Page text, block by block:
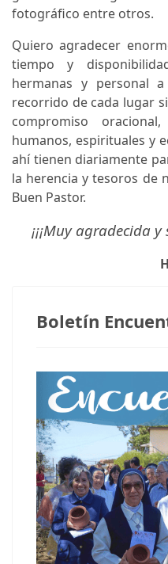
fotográfico entre otros.
Quiero agradecer
tiempo y
hermanas y personal
recorrido de cada lugar
compromiso
humanos, espirituales y
ahí tienen diariamente
la herencia y tesoros de
Buen Pastor.
¡¡¡Muy agradecida
Boletín